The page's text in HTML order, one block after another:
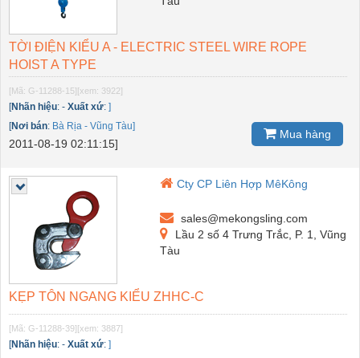
TỜI ĐIỆN KIỂU A - ELECTRIC STEEL WIRE ROPE
HOIST A TYPE
[Mã: G-11288-15][xem: 3922]
[Nhãn hiệu: - Xuất xứ: ]
[Nơi bán: Bà Rịa - Vũng Tàu]
2011-08-19 02:11:15]
Mua hàng
Cty CP Liên Hợp MêKông
sales@mekongsling.com
Lầu 2 số 4 Trưng Trắc, P. 1, Vũng
Tàu
KẸP TÔN NGANG KIỂU ZHHC-C
[Mã: G-11288-39][xem: 3887]
[Nhãn hiệu: - Xuất xứ: ]